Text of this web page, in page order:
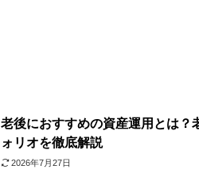
老後におすすめの資産運用とは？
ォリオを徹底解説
2026年7月27日